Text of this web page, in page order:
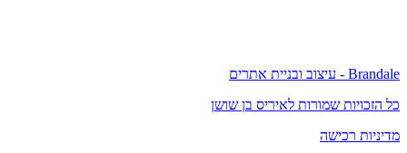
Brandale - עיצוב ובניית אתרים
כל הזכויות שמורות לאיריס בן שושן
מדיניות רכישה